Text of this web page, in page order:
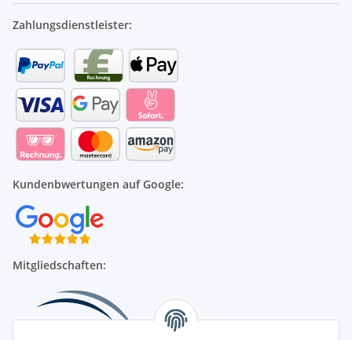
Zahlungsdienstleister:
Kundenbwertungen auf Google:
Mitgliedschaften: